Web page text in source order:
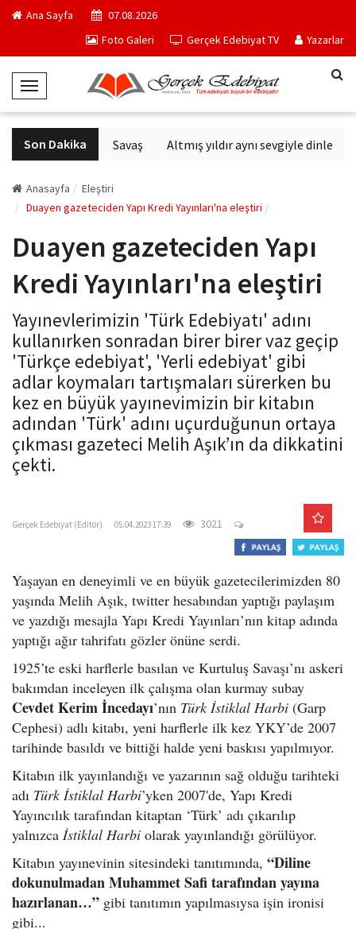
Ana Sayfa
07.08.2026
Foto Galeri
Gerçek Edebiyat TV Yazarlar
T
o
g
g
e
N
v
g
t
i
o
n
Son Dakika
Altıncı Nesil Savaş Altmış yıldır aynı sevgiyle dinlenen
Anasayfa
Eleştiri
Duayen gazeteciden Yapı Kredi Yayınları'na eleştiri
Duayen gazeteciden Yapı
Kredi Yayınları'na eleştiri
Yayınevlerimizin 'Türk Edebiyatı' adını
kullanırken sonradan birer birer vaz geçip
'Türkçe edebiyat', 'Yerli edebiyat' gibi
adlar koymaları tartışmaları sürerken bu
kez en büyük yayınevimizin bir kitabın
adından 'Türk' adını uçurduğunun ortaya
çıkması gazeteci Melih Aşık’ın da dikkatini
çekti.
Gerçek Edebiyat (Editör) 05.04.2023 17:39 3021
Yaşayan en deneyimli ve en büyük gazetecilerimizden 80
yaşında Melih Aşık, twitter hesabından yaptığı paylaşım
ve yazdığı mesajla Yapı Kredi Yayınları’nın kitap adında
yaptığı ağır tahrifatı gözler önüne serdi.
1925’te eski harflerle basılan ve Kurtuluş Savaşı’nı askeri
bakımdan inceleyen ilk çalışma olan kurmay subay
Cevdet Kerim İncedayı’nın Türk İstiklal Harbi (Garp
Cephesi) adlı kitabı, yeni harflerle ilk kez YKY’de 2007
tarihinde basıldı ve bittiği halde yeni baskısı yapılmıyor.
Kitabın ilk yayınlandığı ve yazarının sağ olduğu tarihteki
adı Türk İstiklal Harbi’yken 2007'de, Yapı Kredi
Yayıncılık tarafından kitaptan ‘Türk’ adı çıkarılıp
yalnızca İstiklal Harbi olarak yayınlandığı görülüyor.
Kitabın yayınevinin sitesindeki tanıtımında, “Diline
dokunulmadan Muhammet Safi tarafından yayına
hazırlanan…” gibi tanıtımın yapılmasıysa işin ironisi
gibi...